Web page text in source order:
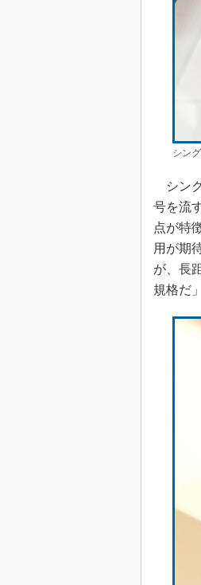
シン
シン
号を流
点が特
用が期
が、長
規格だ